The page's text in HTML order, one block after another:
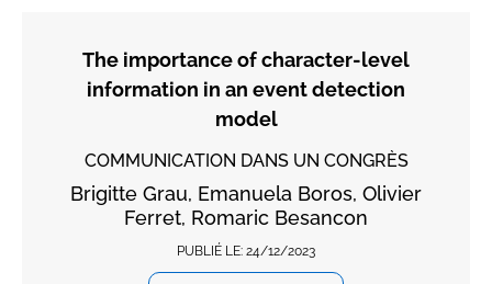
The importance of character-level
information in an event detection
model
COMMUNICATION DANS UN CONGRÈS
Brigitte Grau, Emanuela Boros, Olivier
Ferret, Romaric Besancon
PUBLIÉ LE: 24/12/2023